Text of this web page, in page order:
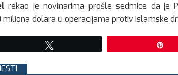
rekao je novinarima prošle sedmice da je
dolara u operacijama protiv Islamske